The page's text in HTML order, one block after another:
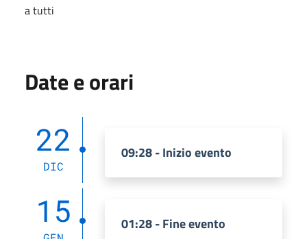
a tutti
Date e orari
22
DIC
09:28 - Inizio evento
15 01:28 - Fine evento